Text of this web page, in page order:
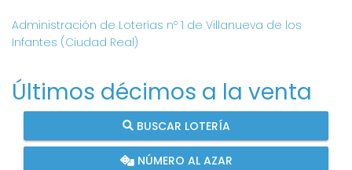
Administración de Loterías nº 1 de Villanueva de los
Infantes (Ciudad Real)
Últimos décimos a la venta
BUSCAR LOTERÍA
NÚMERO AL AZAR